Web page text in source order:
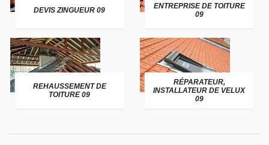
DEVIS ZINGUEUR 09
ENTREPRISE DE TOITURE
09
REHAUSSEMENT DE
TOITURE 09
RÉPARATEUR,
INSTALLATEUR DE VELUX
09